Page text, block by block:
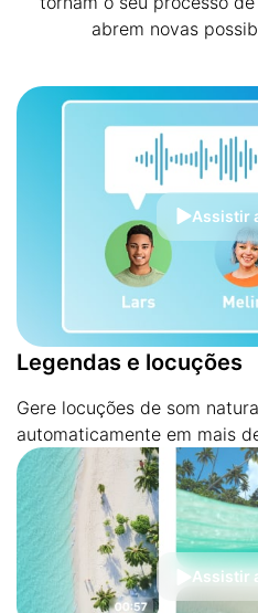
abrem novas
Assistir
Legendas e locuções
Gere locuções de som
automaticamente em mais
Assistir